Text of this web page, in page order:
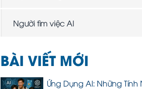
Người tìm việc AI
BÀI VIẾT MỚI
Ứng Dụng AI: Những Tính